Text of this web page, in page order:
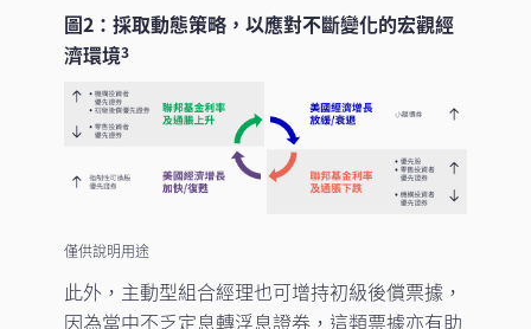
圖2：採取動態策略，以應對不斷變化的宏觀經
濟環境3
僅供說明用途
此外，主動型組合經理也可增持初級後償票據，
因為當中不乏定息轉浮息證券，這類票據亦有助